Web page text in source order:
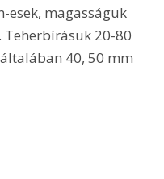
esek, magasságuk
20-80
40, 50 mm